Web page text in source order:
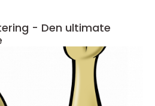
- Den ultimate